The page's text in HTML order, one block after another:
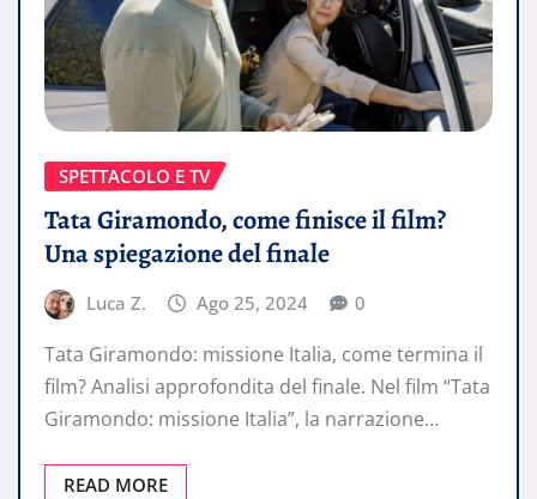
SPETTACOLO E TV
Tata Giramondo, come finisce il film?
Una spiegazione del finale
Luca Z. Ago 25, 2024 0
Tata Giramondo: missione Italia, come termina il
film? Analisi approfondita del finale. Nel film “Tata
Giramondo: missione Italia”, la narrazione…
READ MORE